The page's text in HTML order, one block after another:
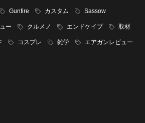
Gunfire カスタム Sassow
ー クルメノ エンドケイプ 取材
コスプレ 雑学 エアガンレビュー